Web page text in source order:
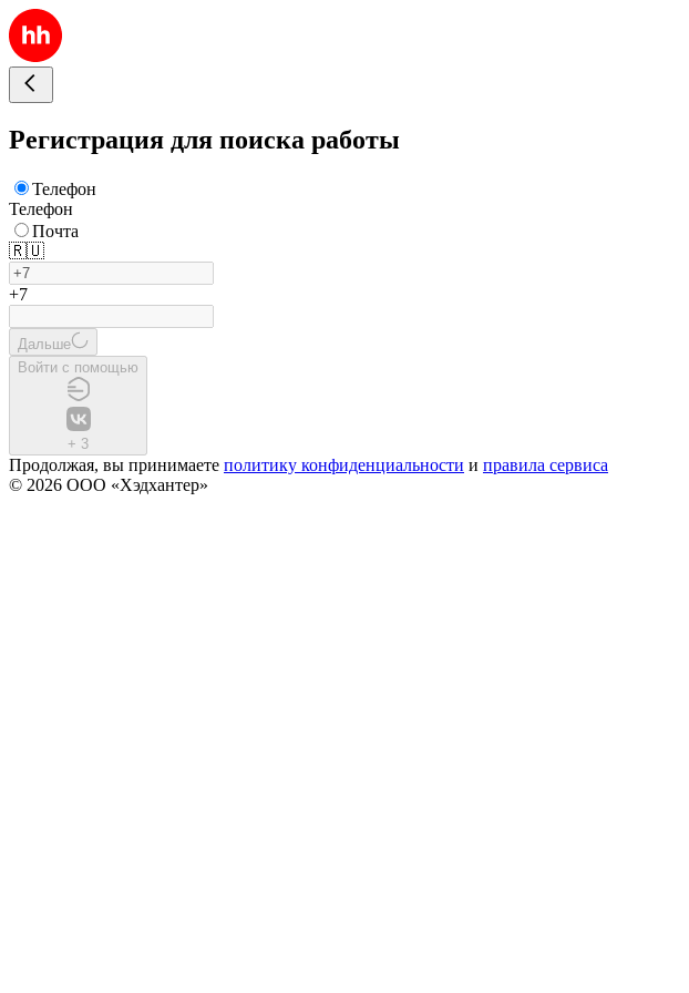
Регистрация для поиска работы
Телефон
Телефон
Почта
🇷🇺
+7
Дальше
Войти с помощью
+ 3
Продолжая, вы принимаете политику конфиденциальности и правила сервиса
© 2026 ООО «Хэдхантер»